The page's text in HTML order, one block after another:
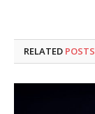
RELATED POSTS